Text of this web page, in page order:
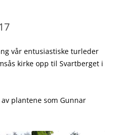
vår entusiastiske turleder
kirke opp til Svartberget i
plantene som Gunnar